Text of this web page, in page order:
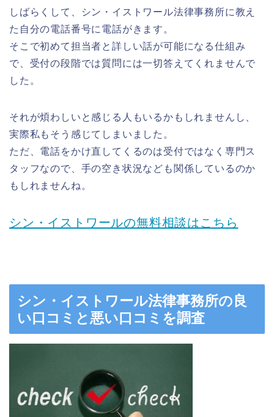
しばらくして、シン・イストワール法律事務所に教え
た自分の電話番号に電話がきます。
そこで初めて担当者と詳しい話が可能になる仕組み
で、受付の段階では質問には一切答えてくれませんで
した。
それが煩わしいと感じる人もいるかもしれませんし、
実際私もそう感じてしまいました。
ただ、電話をかけ直してくるのは受付ではなく専門ス
タッフなので、手の空き状況なども関係しているのか
もしれませんね。
シン・イストワールの無料相談はこちら
シン・イストワール法律事務所の良
い口コミと悪い口コミを調査